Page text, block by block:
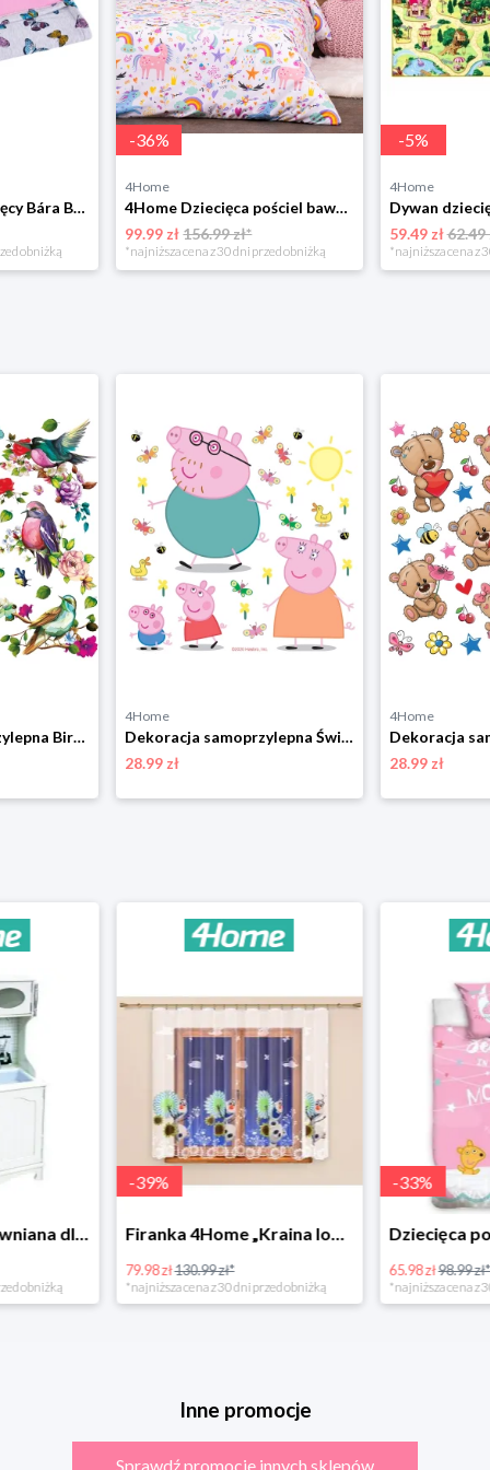
Bellatex Koc dziecięcy Bára Butterfly różowy, 75 x 100 cm
obniżką
-36%
4Home
4Home Dziecięca pościel bawełniana Unicorns, 140 x 200 cm, 70 x 90 cm
99.99 zł156.99 zł*
*najniższa cena z 30 dni przed obniżką
-5%
4Home
59.49 zł62.49
*najniższa cena z
Dekoracja samoprzylepna Birds, 30 x 30 cm 4-Home
4Home
Dekoracja samoprzylepna Świnka Peppa, 30 x 30 cm 4-Home
28.99 zł
4Home
28.99 zł
Bino Kuchnia drewniana dla dzieci Provence
obniżką
-39%
Firanka 4Home „Kraina lodu” (Frozen)
79.98 zł130.99 zł*
*najniższa cena z 30 dni przed obniżką
-33%
65.98 zł98.99 zł*
*najniższa cena z
Inne promocje
Sprawdź promocje innych sklepów